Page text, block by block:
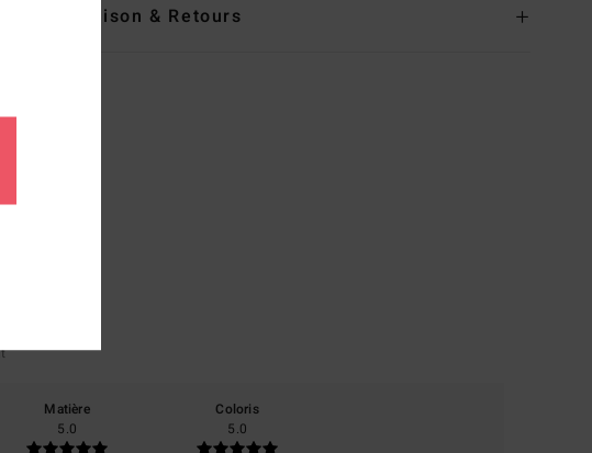
Livraison & Retours
Matière
5.0
Coloris
5.0